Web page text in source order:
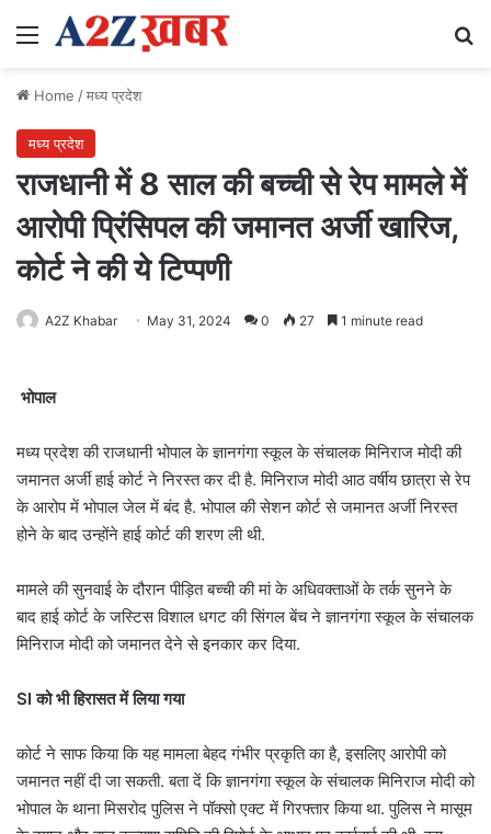
Menu
Home /मध्य प्रदेश
मध्य प्रदेश
राजधानी में 8 साल की बच्ची से रेप मामले में
आरोपी प्रिंसिपल की जमानत अर्जी खारिज,
कोर्ट ने की ये टिप्पणी
A2Z Khabar May 31, 2024 0 27 1 minute read
भोपाल
मध्य प्रदेश की राजधानी भोपाल के ज्ञानगंगा स्कूल के संचालक मिनिराज मोदी की
जमानत अर्जी हाई कोर्ट ने निरस्त कर दी है. मिनिराज मोदी आठ वर्षीय छात्रा से रेप
के आरोप में भोपाल जेल में बंद है. भोपाल की सेशन कोर्ट से जमानत अर्जी निरस्त
होने के बाद उन्होंने हाई कोर्ट की शरण ली थी.
मामले की सुनवाई के दौरान पीड़ित बच्ची की मां के अधिवक्ताओं के तर्क सुनने के
बाद हाई कोर्ट के जस्टिस विशाल धगट की सिंगल बेंच ने ज्ञानगंगा स्कूल के संचालक
मिनिराज मोदी को जमानत देने से इनकार कर दिया.
SI को भी हिरासत में लिया गया
कोर्ट ने साफ किया कि यह मामला बेहद गंभीर प्रकृति का है, इसलिए आरोपी को
जमानत नहीं दी जा सकती. बता दें कि ज्ञानगंगा स्कूल के संचालक मिनिराज मोदी को
भोपाल के थाना मिसरोद पुलिस ने पॉक्सो एक्ट में गिरफ्तार किया था. पुलिस ने मासूम